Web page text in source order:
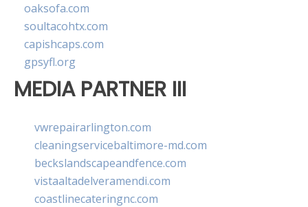
oaksofa.com
soultacohtx.com
capishcaps.com
gpsyfl.org
MEDIA PARTNER III
vwrepairarlington.com
cleaningservicebaltimore-md.com
beckslandscapeandfence.com
vistaaltadelveramendi.com
coastlinecateringnc.com